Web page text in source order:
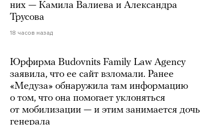
них — Камила Валиева и Александра
Трусова
18 часов назад
Юрфирма Budovnits Family Law Agency
заявила, что ее сайт взломали. Ранее
«Медуза» обнаружила там информацию
о том, что она помогает уклоняться
от мобилизации — и этим занимается дочь
генерала